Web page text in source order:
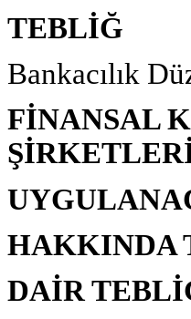
TEBLİĞ
Bankacılık
FİNANSAL
HAKKINDA
DAİR